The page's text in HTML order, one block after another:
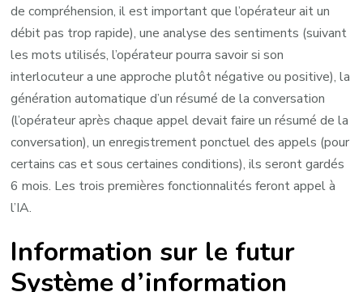
de compréhension, il est important que l’opérateur ait un
débit pas trop rapide), une analyse des sentiments (suivant
les mots utilisés, l’opérateur pourra savoir si son
interlocuteur a une approche plutôt négative ou positive), la
génération automatique d’un résumé de la conversation
(l’opérateur après chaque appel devait faire un résumé de la
conversation), un enregistrement ponctuel des appels (pour
certains cas et sous certaines conditions), ils seront gardés
6 mois. Les trois premières fonctionnalités feront appel à
l’IA.
Information sur le futur
Système d’information